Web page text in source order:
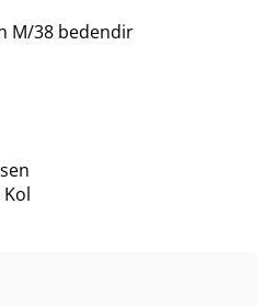
M/38 bedendir
Kol